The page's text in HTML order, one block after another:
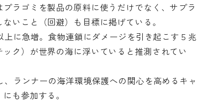
ラゴミを製品の原料に使うだけでなく、サプラ
いこと（回避）も目標に掲げている。
に急増。食物連鎖にダメージを引き起こす５兆
ク）が世界の海に浮いていると推測されてい
ランナーの海洋環境保護への関心を高めるキャ
も参加する。